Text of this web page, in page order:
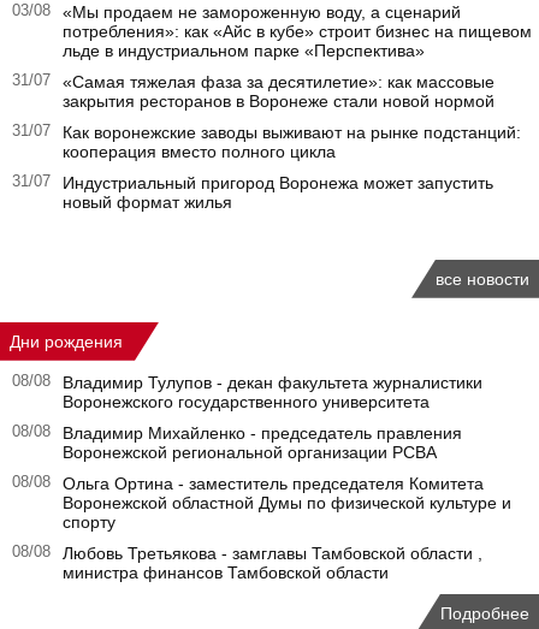
03/08
«Мы продаем не замороженную воду, а сценарий
потребления»: как «Айс в кубе» строит бизнес на пищевом
льде в индустриальном парке «Перспектива»
31/07
«Самая тяжелая фаза за десятилетие»: как массовые
закрытия ресторанов в Воронеже стали новой нормой
31/07
Как воронежские заводы выживают на рынке подстанций:
кооперация вместо полного цикла
31/07
Индустриальный пригород Воронежа может запустить
новый формат жилья
все новости
Дни рождения
08/08
Владимир Тулупов - декан факультета журналистики
Воронежского государственного университета
08/08
Владимир Михайленко - председатель правления
Воронежской региональной организации РСВА
08/08
Ольга Ортина - заместитель председателя Комитета
Воронежской областной Думы по физической культуре и
спорту
08/08
Любовь Третьякова - замглавы Тамбовской области ,
министра финансов Тамбовской области
Подробнее